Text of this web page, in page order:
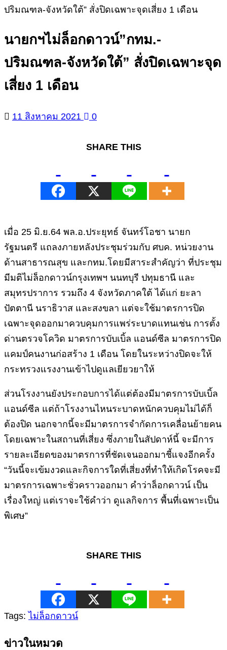
ปริมณฑล-จังหวัดใต้” สั่งปิดเฉพาะจุดเสี่ยง 1 เดือน
นายกฯไม่ล็อกดาวน์”กทม.-
ปริมณฑล-จังหวัดใต้” สั่งปิดเฉพาะจุด
เสี่ยง 1 เดือน
11 สิงหาคม 2021 0
SHARE THIS
เมื่อ 25 มิ.ย.64 พล.อ.ประยุทธ์ จันทร์โอชา นายก
รัฐมนตรี แถลงภายหลังประชุมร่วมกับ ศบค. หน่วยงาน
ด้านสาธารณสุข และกทม.โดยมีสาระสำคัญว่า ที่ประชุม
มีมติไม่ล็อกดาวน์กรุงเทพฯ นนทบุรี ปทุมธานี และ
สมุทรปราการ รวมถึง 4 จังหวัดภาคใต้ ได้แก่ ยะลา
ปัตตานี นราธิวาส และสงขลา แต่จะใช้มาตรการปิด
เฉพาะจุดออกมาควบคุมการแพร่ระบาดแทนเช่น การตั้ง
ด่านตรวจโควิด มาตรการบับเบิ้ล แอนด์ซีล มาตรการปิด
แคมป์คนงานก่อสร้าง 1 เดือน โดยในระหว่างปิดจะให้
กระทรวงแรงงานเข้าไปดูแลเยียวยาให้
ส่วนโรงงานยังประกอบการได้แต่ต้องมีมาตรการบับเบิ้ล
แอนด์ซีล แต่ถ้าโรงงานไหนระบาดหนักควบคุมไม่ได้ก็
ต้องปิด นอกจากนี้จะมีมาตรการจำกัดการเคลื่อนย้ายคน
โดยเฉพาะในสถานที่เสี่ยง ซึ่งภายในสัปดาห์นี้ จะมีการ
รายละเอียดของมาตรการที่ชัดเจนออกมาชี้แจงอีกครั้ง
“วันนี้จะเข้มงวดและกิจการใดที่เสี่ยงที่ทำให้เกิดโรคจะมี
มาตรการเฉพาะชั่วคราวออกมา คำว่าล็อกดาวน์ เป็น
เรื่องใหญ่ แต่เราจะใช้คำว่า ดูแลกิจการ พื้นที่เฉพาะเป็น
พิเศษ”
SHARE THIS
Tags:ไม่ล็อกดาวน์
Continue
ข่าวในหมวด